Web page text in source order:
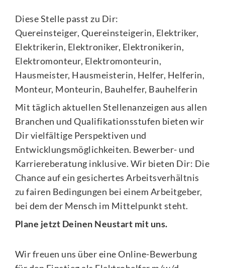
Diese Stelle passt zu Dir:
Quereinsteiger, Quereinsteigerin, Elektriker,
Elektrikerin, Elektroniker, Elektronikerin,
Elektromonteur, Elektromonteurin,
Hausmeister, Hausmeisterin, Helfer, Helferin,
Monteur, Monteurin, Bauhelfer, Bauhelferin
Mit täglich aktuellen Stellenanzeigen aus allen
Branchen und Qualifikationsstufen bieten wir
Dir vielfältige Perspektiven und
Entwicklungsmöglichkeiten. Bewerber- und
Karriereberatung inklusive. Wir bieten Dir: Die
Chance auf ein gesichertes Arbeitsverhältnis
zu fairen Bedingungen bei einem Arbeitgeber,
bei dem der Mensch im Mittelpunkt steht.
Plane jetzt Deinen Neustart mit uns.
Wir freuen uns über eine Online-Bewerbung